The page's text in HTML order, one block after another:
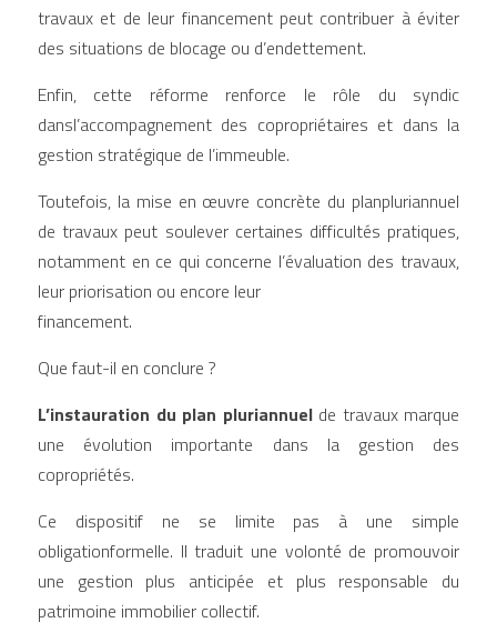
travaux et de leur financement peut contribuer à éviter
des situations de blocage ou d’endettement.
Enfin, cette réforme renforce le rôle du syndic
dansl’accompagnement des copropriétaires et dans la
gestion stratégique de l’immeuble.
Toutefois, la mise en œuvre concrète du planpluriannuel
de travaux peut soulever certaines difficultés pratiques,
notamment en ce qui concerne l’évaluation des travaux,
leur priorisation ou encore leur
financement.
Que faut-il en conclure ?
L’instauration du plan pluriannuel de travaux marque
une évolution importante dans la gestion des
copropriétés.
Ce dispositif ne se limite pas à une simple
obligationformelle. Il traduit une volonté de promouvoir
une gestion plus anticipée et plus responsable du
patrimoine immobilier collectif.